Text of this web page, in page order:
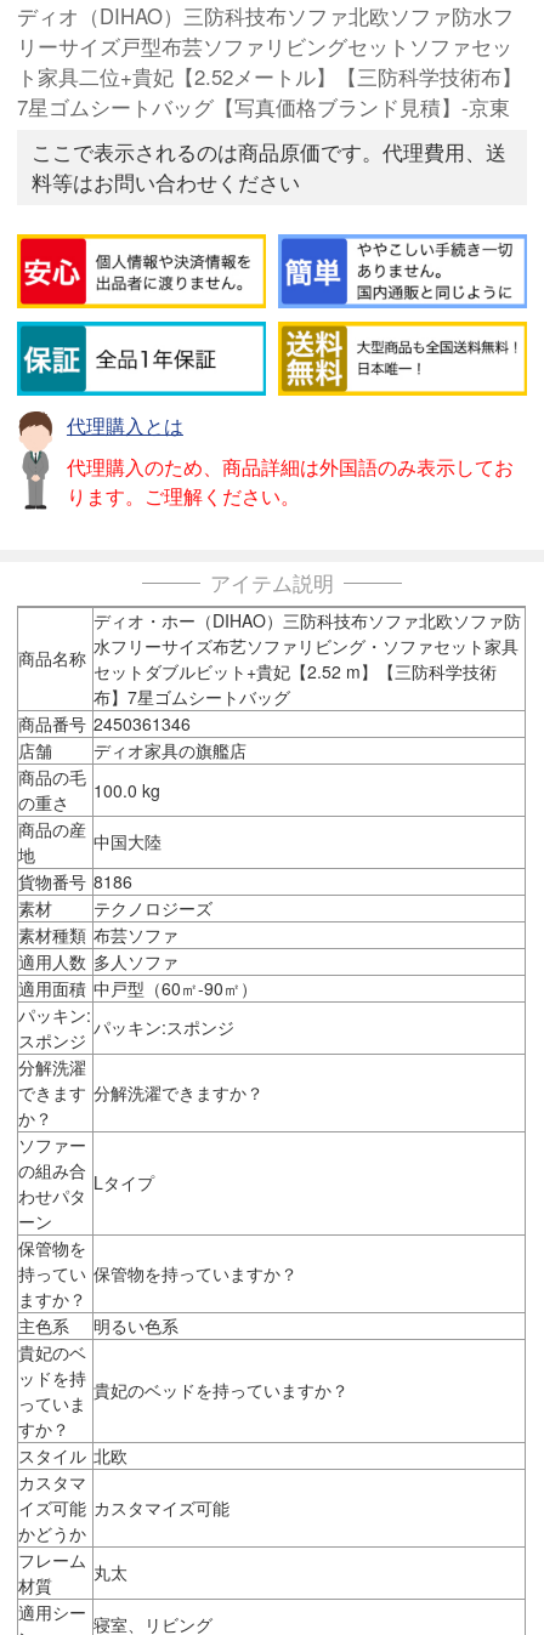
ディオ（DIHAO）三防科技布ソファ北欧ソファ防水フ
リーサイズ戸型布芸ソファリビングセットソファセッ
ト家具二位+貴妃【2.52メートル】【三防科学技術布】
7星ゴムシートバッグ【写真価格ブランド見積】-京東
ここで表示されるのは商品原価です。代理費用、送
料等はお問い合わせください
代理購入とは
代理購入のため、商品詳細は外国語のみ表示してお
ります。ご理解ください。
アイテム説明
商品名称
ディオ・ホー（DIHAO）三防科技布ソファ北欧ソファ防
水フリーサイズ布艺ソファリビング・ソファセット家具
セットダブルビット+貴妃【2.52 m】【三防科学技術
布】7星ゴムシートバッグ
商品番号 2450361346
店舗
ディオ家具の旗艦店
商品の毛
の重さ
100.0 kg
商品の産
地
中国大陸
貨物番号 8186
素材
テクノロジーズ
素材種類 布芸ソファ
適用人数 多人ソファ
適用面積 中戸型（60㎡-90㎡）
パッキン:
スポンジ
パッキン:スポンジ
分解洗濯
できます
か？
分解洗濯できますか？
ソファー
の組み合
わせパタ
ーン
Lタイプ
保管物を
持ってい
ますか？
保管物を持っていますか？
主色系
明るい色系
貴妃のベ
ッドを持
っていま
すか？
貴妃のベッドを持っていますか？
スタイル 北欧
カスタマ
イズ可能
かどうか
カスタマイズ可能
フレーム
材質
丸太
適用シー 寝室、リビング